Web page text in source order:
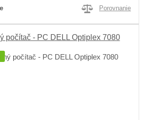
Porovnanie
počítač - PC DELL Optiplex 7080